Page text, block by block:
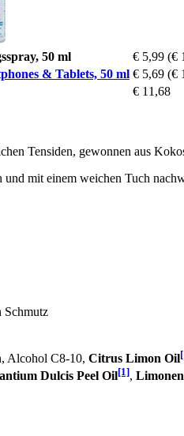
50 ml € 5,99 (€
& Tablets, 50 ml € 5,69 (€
€ 11,68
Tensiden, gewonnen aus
mit einem weichen Tuch
Schmutz
Alcohol C8-10, Citrus Limon Oil
Dulcis Peel Oil[1],